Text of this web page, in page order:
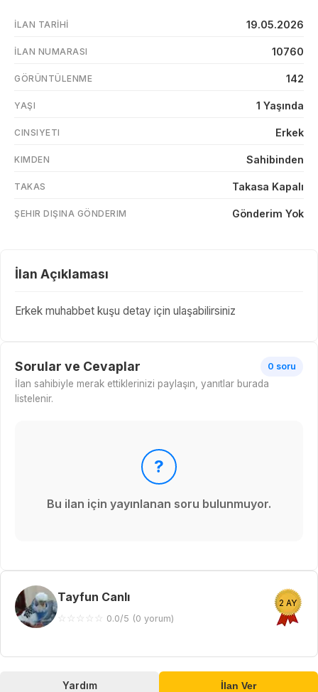
İLAN TARIHI 19.05.2026
İLAN NUMARASI 10760
GÖRÜNTÜLENME 142
YAŞI 1 Yaşında
CINSIYETI Erkek
KIMDEN Sahibinden
TAKAS Takasa Kapalı
ŞEHIR DIŞINA GÖNDERIM Gönderim Yok
İlan Açıklaması
Erkek muhabbet kuşu detay için ulaşabilirsiniz
Sorular ve Cevaplar 0 soru
İlan sahibiyle merak ettiklerinizi paylaşın, yanıtlar burada
listelenir.
?
Bu ilan için yayınlanan soru bulunmuyor.
Tayfun Canlı
☆ ☆ ☆ ☆ ☆ 0.0/5 (0 yorum)
2 AY
Yardım İlan Ver